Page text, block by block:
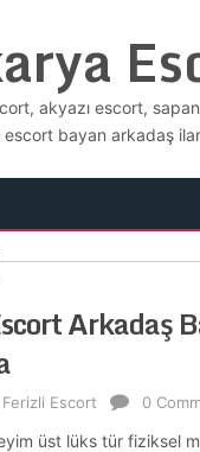
akyazı escort,
bayan arkadaş
Arkadaş
Ferizli Escort 0
üst lüks tür fiziksel